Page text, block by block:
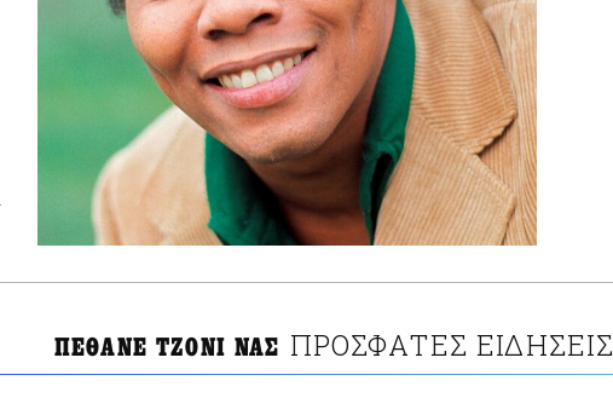
ΠΕΘΑΝΕ ΤΖΟΝΙ ΝΑΣ ΠΡΟΣΦΑΤΕΣ ΕΙΔΗΣΕΙΣ